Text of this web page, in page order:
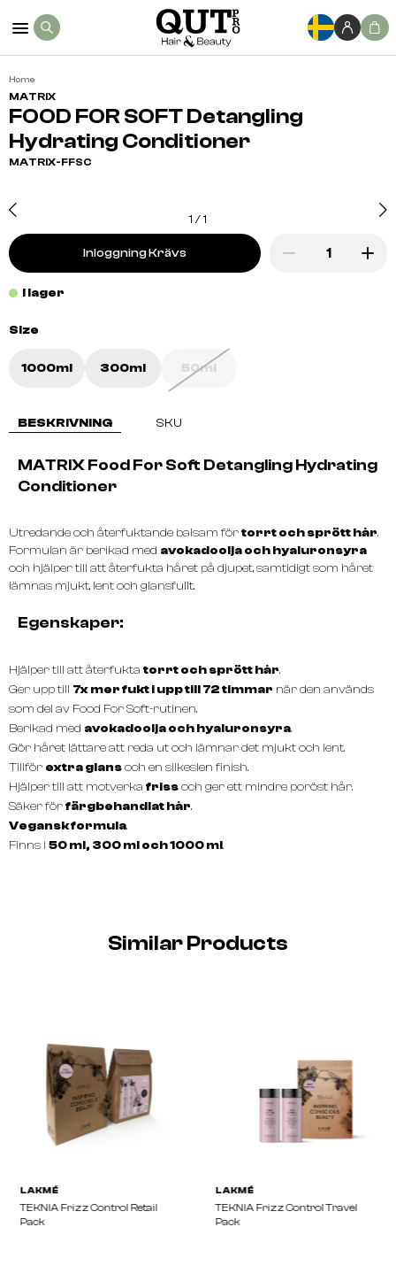
Home
MATRIX
FOOD FOR SOFT Detangling
Hydrating Conditioner
MATRIX-FFSC
1 /1
Inloggning Krävs
I lager
Size
1000ml 300ml 50ml
BESKRIVNING SKU
MATRIX Food For Soft Detangling Hydrating
Conditioner
Utredande och återfuktande balsam förtorrt och sprött hår.
Formulan är berikad med avokadoolja och hyaluronsyra
och hjälper till att återfukta håret på djupet, samtidigt som håret
lämnas mjukt, lent och glansfullt.
Egenskaper:
Hjälper till att återfukta torrt och sprött hår.
Ger upp till 7x mer fukt i upp till 72 timmar när den används
som del av Food For Soft-rutinen.
Berikad med avokadoolja och hyaluronsyra.
Gör håret lättare att reda ut och lämnar det mjukt och lent.
Tillför extra glansoch en silkeslen finish.
Hjälper till att motverka frissoch ger ett mindre poröst hår.
Säker förfärgbehandlat hår.
Vegansk formula.
Finns i 50 ml, 300 ml och 1000 ml.
Similar Products